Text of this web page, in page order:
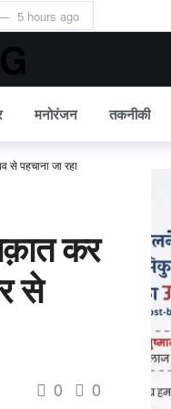
5 hours ago
ago
मनोरंजन तकनीकी
से पहचाना जा रहा
कर
से
0 0